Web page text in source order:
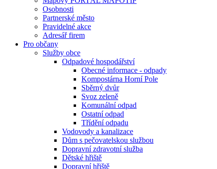
Osobnosti
Partnerské město
Pravidelné akce
Adresář firem
Pro občany
Služby obce
Odpadové hospodářství
Obecné informace - odpady
Kompostárna Horní Pole
Sběrný dvůr
Svoz zeleně
Komunální odpad
Ostatní odpad
Třídění odpadu
Vodovody a kanalizace
Dům s pečovatelskou službou
Dopravní zdravotní služba
Dětské hřiště
Dopravní hřiště